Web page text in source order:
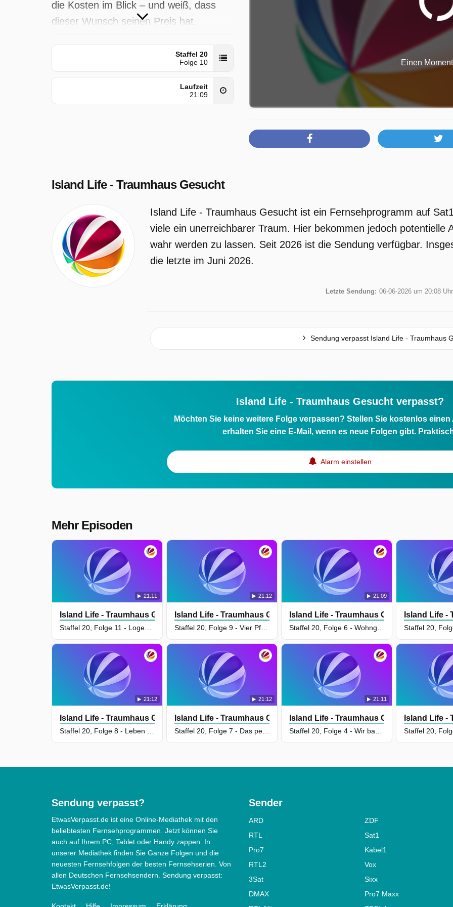
die Kosten im Blick – und weiß, dass
dieser Wunsch seinen Preis hat.
Island Life - Traumhaus Gesucht wurde
auf Sat1 ausgestrahlt am Samstag 30
Mai 2026, 20:35 Uhr.
Staffel 20
Folge 10
Laufzeit
21:09
Einen
Island Life - Traumhaus Gesucht
Island Life - Traumhaus Gesucht ist ein Fernsehprogramm auf
viele ein unerreichbarer Traum. Hier bekommen jedoch potentielle
wahr werden zu lassen. Seit 2026 ist die Sendung verfügbar.
die letzte im Juni 2026.
Letzte Sendung: 06-06-2026 um 20:08 Uhr
Sendung verpasst Island Life - Traumhaus
Island Life - Traumhaus Gesucht verpasst?
Möchten Sie keine weitere Folge verpassen? Stellen Sie kostenlos einen
erhalten Sie eine E-Mail, wenn es neue Folgen gibt.
Alarm einstellen
Mehr Episoden
21:11
Island Life - Traumhaus Gesucht
21:12
Island Life - Traumhaus Gesucht
21:12
Island Life - Traumhaus Gesucht
21:12
Island Life - Traumhaus Gesucht
21:09
Island Life - Traumhaus GesuchtIsland Life -
21:11
Island Life - Traumhaus GesuchtIsland Life -
Sendung verpasst?
EtwasVerpasst.de ist eine Online-Mediathek mit den
beliebtesten Fernsehprogrammen. Jetzt können Sie
auch auf Ihrem PC, Tablet oder Handy zappen. In
unserer Mediathek finden Sie Ganze Folgen und die
neuesten Fernsehfolgen der besten Fernsehserien. Von
allen Deutschen Fernsehsendern. Sendung verpasst:
EtwasVerpasst.de!
Sender
ARD
ZDF
RTL
Sat1
Pro7
Kabel1
RTL2
Vox
3Sat
Sixx
DMAX
Pro7 Maxx